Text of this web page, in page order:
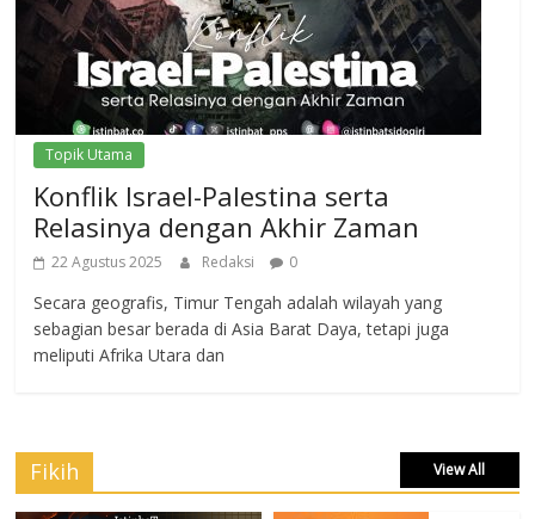
Topik Utama
Konflik Israel-Palestina serta
Relasinya dengan Akhir Zaman
22 Agustus 2025 Redaksi 0
Secara geografis, Timur Tengah adalah wilayah yang
sebagian besar berada di Asia Barat Daya, tetapi juga
meliputi Afrika Utara dan
Fikih View All